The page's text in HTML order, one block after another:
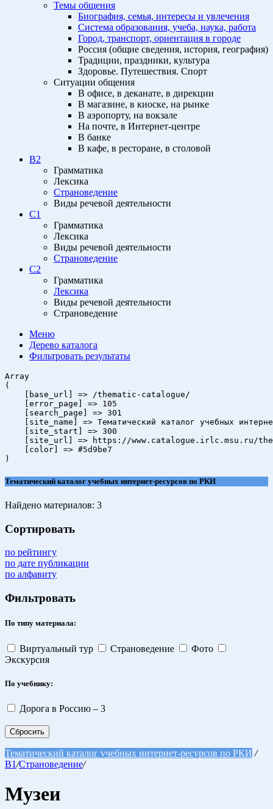
Темы общения
Биография, семья, интересы и увлечения
Система образования, учеба, наука, работа
Город, транспорт, ориентация в городе
Россия (общие сведения, история, география)
Традиции, праздники, культура
Здоровье. Путешествия. Спорт
Ситуации общения
В офисе, в деканате, в дирекции
В магазине, в киоске, на рынке
В аэропорту, на вокзале
На почте, в Интернет-центре
В банке
В кафе, в ресторане, в столовой
B2
Грамматика
Лексика
Страноведение
Виды речевой деятельности
C1
Грамматика
Лексика
Виды речевой деятельности
Страноведение
C2
Грамматика
Лексика
Виды речевой деятельности
Страноведение
Меню
Дерево каталога
Фильтровать результаты
Array
(
    [base_url] => /thematic-catalogue/
    [error_page] => 105
    [search_page] => 301
[site_name] => Тематический каталог учебных
    [site_start] => 300
[site_url] => https://www.catalogue.irlc.msu.ru/
    [color] => #5d9be7
Тематический каталог учебных интернет-ресурсов по РКИ
Найдено материалов: 3
Сортировать
по рейтингу
по дате публикации
по алфавиту
Фильтровать
По типу материала:
Виртуальный тур Страноведение
Фото
Экскурсия
По учебнику:
Дорога в Россию – 3
Сбросить
Тематический каталог учебных интернет-ресурсов по РКИ /
B1/Страноведение/
Музеи